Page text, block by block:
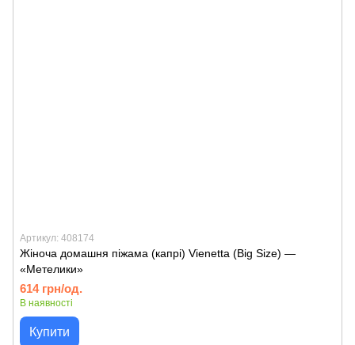
Артикул: 408174
Жіноча домашня піжама (капрі) Vienetta (Big Size) —
«Метелики»
614 грн/од.
В наявності
Купити